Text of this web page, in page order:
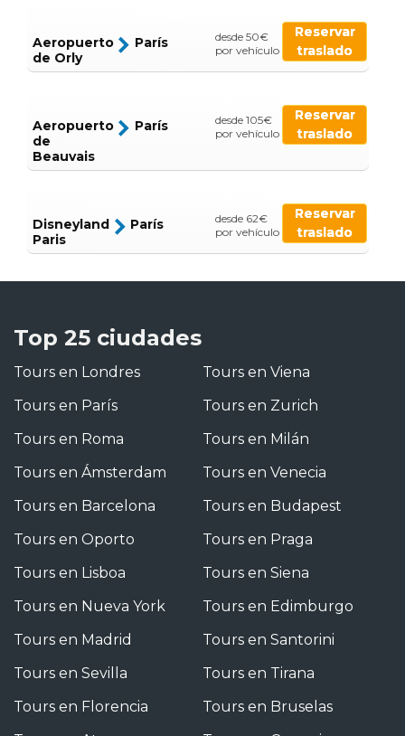
Aeropuerto
de Orly
París
desde 50€
por vehículo
Reservar
traslado
Aeropuerto
de
Beauvais
París
desde 105€
por vehículo
Reservar
traslado
Disneyland
Paris
París
desde 62€
por vehículo
Reservar
traslado
Top 25 ciudades
Tours en Londres
Tours en París
Tours en Roma
Tours en Ámsterdam
Tours en Barcelona
Tours en Oporto
Tours en Lisboa
Tours en Nueva York
Tours en Madrid
Tours en Sevilla
Tours en Florencia
Tours en Viena
Tours en Zurich
Tours en Milán
Tours en Venecia
Tours en Budapest
Tours en Praga
Tours en Siena
Tours en Edimburgo
Tours en Santorini
Tours en Tirana
Tours en Bruselas